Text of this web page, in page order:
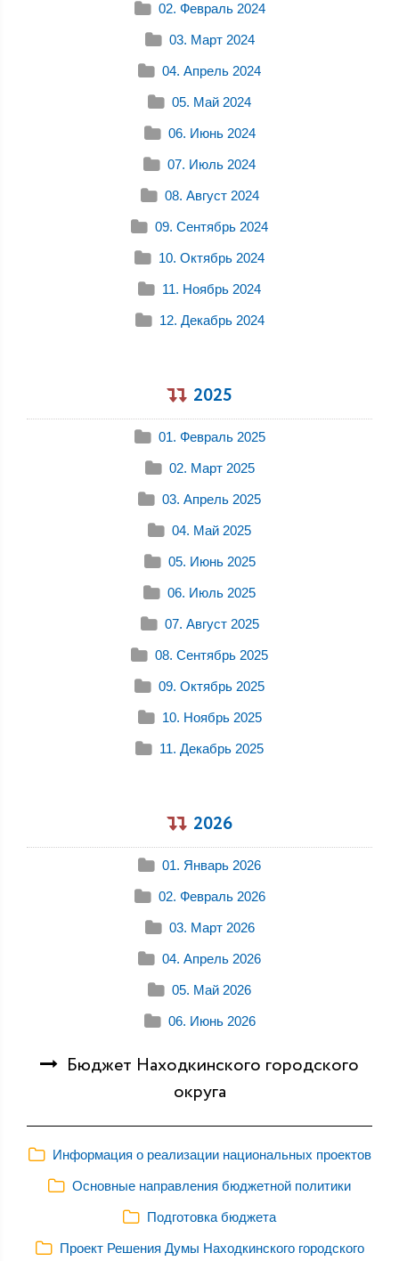
02. Февраль 2024
03. Март 2024
04. Апрель 2024
05. Май 2024
06. Июнь 2024
07. Июль 2024
08. Август 2024
09. Сентябрь 2024
10. Октябрь 2024
11. Ноябрь 2024
12. Декабрь 2024
2025
01. Февраль 2025
02. Март 2025
03. Апрель 2025
04. Май 2025
05. Июнь 2025
06. Июль 2025
07. Август 2025
08. Сентябрь 2025
09. Октябрь 2025
10. Ноябрь 2025
11. Декабрь 2025
2026
01. Январь 2026
02. Февраль 2026
03. Март 2026
04. Апрель 2026
05. Май 2026
06. Июнь 2026
Бюджет Находкинского городского
округа
Информация о реализации национальных проектов
Основные направления бюджетной политики
Подготовка бюджета
Проект Решения Думы Находкинского городского